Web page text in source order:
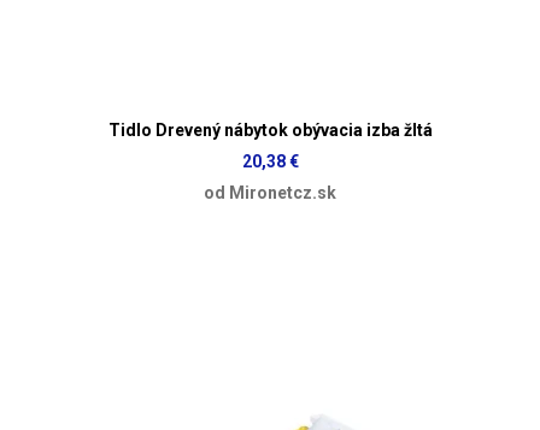
Tidlo Drevený nábytok obývacia izba žltá
20,38 €
od Mironetcz.sk